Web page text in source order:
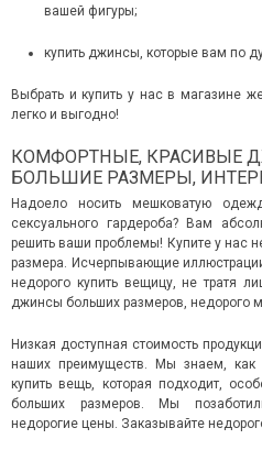
вашей фигуры;
купить джинcы, которые вам по
Выбрать и купить у нас в магазине
легко и выгодно!
КОМФОРТНЫЕ, КРАСИВЫЕ
БОЛЬШИЕ РАЗМЕРЫ,
Надоело носить мешковатую
сексуального гардероба? Вам
решить ваши проблемы! Купите у нас
размера. Исчерпывающие
недорого купить вещицу, не тратя
джинсы больших размеров, недорого
Низкая доступная стоимость
наших преимуществ. Мы знаем,
купить вещь, которая подходит,
больших размеров. Мы
недорогие цены. Заказывайте